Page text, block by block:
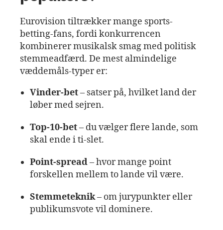
Eurovision tiltrækker mange sports­
betting‑fans, fordi konkurrencen
kombinerer musikalsk smag med politisk
stemmeadfærd. De mest almindelige
væddemåls‑typer er:
Vinder‑bet– satser på, hvilket land der
løber med sejren.
Top‑10‑bet– du vælger flere lande, som
skal ende i ti‑slet.
Point‑spread– hvor mange point
forskellen mellem to lande vil være.
Stemmeteknik– om jurypunkter eller
publikumsvote vil dominere.